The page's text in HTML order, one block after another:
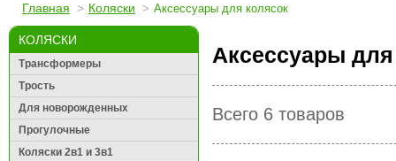
Главная Коляски Аксессуары для колясок
КОЛЯСКИ
Трансформеры
Трость
Для новорожденных
Прогулочные
Коляски 2в1 и 3в1
Аксессуары для
Всего 6 товаров